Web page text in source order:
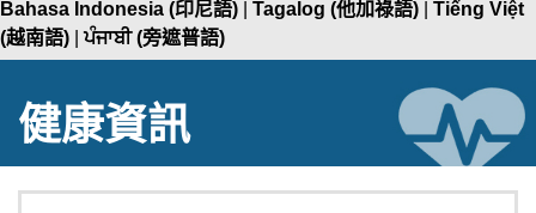
Bahasa Indonesia (印尼語)
Tagalog (他加祿語)
Tiếng Việt
(越南語) |ਪੰਜਾਬੀ (旁遮普語)
健康資訊